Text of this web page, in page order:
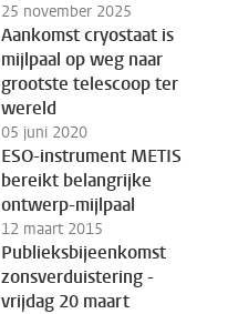
25 november 2025
Aankomst cryostaat is
mijlpaal op weg naar
grootste telescoop ter
wereld
05 juni 2020
ESO-instrument METIS
bereikt belangrijke
ontwerp-mijlpaal
12 maart 2015
Publieksbijeenkomst
zonsverduistering -
vrijdag 20 maart